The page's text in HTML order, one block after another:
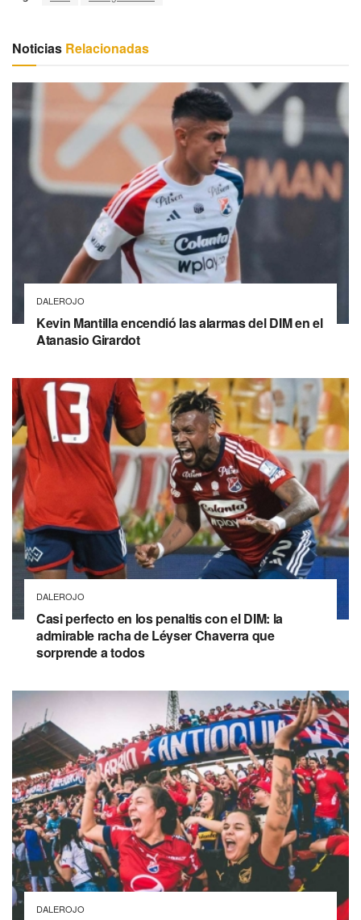
Noticias Relacionadas
DALEROJO
Kevin Mantilla encendió las alarmas del DIM en el
Atanasio Girardot
DALEROJO
Casi perfecto en los penaltis con el DIM: la
admirable racha de Léyser Chaverra que
sorprende a todos
DALEROJO